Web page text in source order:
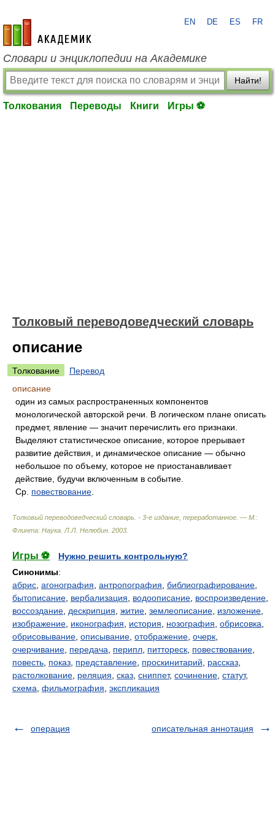
academic.ru
EN DE ES FR
Словари и энциклопедии на Академике
Найти!
Толкования Переводы Книги Игры ⚽
Толковый переводоведческий словарь
описание
Толкование
Перевод
описание
один из самых распространенных компонентов
монологической авторской речи. В логическом плане описать
предмет, явление — значит перечислить его признаки.
Выделяют статистическое описание, которое прерывает
развитие действия, и динамическое описание — обычно
небольшое по объему, которое не приостанавливает
действие, будучи включенным в событие.
Ср. повествование
Толковый переводоведческий словарь. - 3-е издание, переработанное. — М.:
Флинта: Наука Л.Л. Нелюбин 2003
Игры ⚽
Нужно решить контрольную?
Синонимы:
абрис агонография антропография библиографирование
бытописание вербализация водоописание воспроизведение
воссоздание дескрипция житие землеописание изложение
изображение иконография история нозография обрисовка
обрисовывание описывание отображение очерк
очерчивание передача перипл питтореск повествование
повесть показ представление проскинитарий рассказ
растолкование реляция сказ сниппет, сочинение статут,
схема фильмография экспликация
операция описательная аннотация